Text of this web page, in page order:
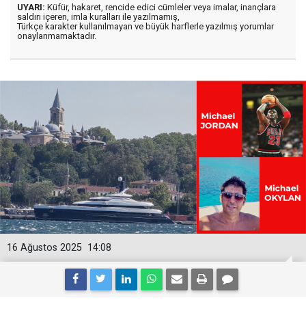
UYARI: Küfür, hakaret, rencide edici cümleler veya imalar, inançlara
saldırı içeren, imla kuralları ile yazılmamış,
Türkçe karakter kullanılmayan ve büyük harflerle yazılmış yorumlar
onaylanmamaktadır.
14:08
16 Ağustos 2025